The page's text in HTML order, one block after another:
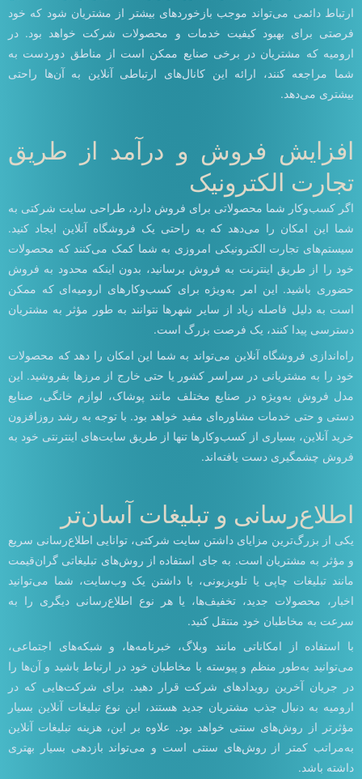
ارتباط دائمی می‌تواند موجب بازخوردهای بیشتر از مشتریان شود که خود
فرصتی برای بهبود کیفیت خدمات و محصولات شرکت خواهد بود. در
ارومیه که مشتریان در برخی صنایع ممکن است از مناطق دوردست به
شما مراجعه کنند، ارائه این کانال‌های ارتباطی آنلاین به آن‌ها راحتی
بیشتری می‌دهد.
افزایش فروش و درآمد از طریق
تجارت الکترونیک
اگر کسب‌وکار شما محصولاتی برای فروش دارد، طراحی سایت شرکتی به
شما این امکان را می‌دهد که به راحتی یک فروشگاه آنلاین ایجاد کنید.
سیستم‌های تجارت الکترونیکی امروزی به شما کمک می‌کنند که محصولات
خود را از طریق اینترنت به فروش برسانید، بدون اینکه محدود به فروش
حضوری باشید. این امر به‌ویژه برای کسب‌وکارهای ارومیه‌ای که ممکن
است به دلیل فاصله‌ زیاد از سایر شهرها نتوانند به طور مؤثر به مشتریان
دسترسی پیدا کنند، یک فرصت بزرگ است.
راه‌اندازی فروشگاه آنلاین می‌تواند به شما این امکان را دهد که محصولات
خود را به مشتریانی در سراسر کشور یا حتی خارج از مرزها بفروشید. این
مدل فروش به‌ویژه در صنایع مختلف مانند پوشاک، لوازم خانگی، صنایع
دستی و حتی خدمات مشاوره‌ای مفید خواهد بود. با توجه به رشد روزافزون
خرید آنلاین، بسیاری از کسب‌وکارها تنها از طریق سایت‌های اینترنتی خود به
فروش چشمگیری دست یافته‌اند.
اطلاع‌رسانی و تبلیغات آسان‌تر
یکی از بزرگ‌ترین مزایای داشتن سایت شرکتی، توانایی اطلاع‌رسانی سریع
و مؤثر به مشتریان است. به جای استفاده از روش‌های تبلیغاتی گران‌قیمت
مانند تبلیغات چاپی یا تلویزیونی، با داشتن یک وب‌سایت، شما می‌توانید
اخبار، محصولات جدید، تخفیف‌ها، یا هر نوع اطلاع‌رسانی دیگری را به
سرعت به مخاطبان خود منتقل کنید.
با استفاده از امکاناتی مانند وبلاگ، خبرنامه‌ها، و شبکه‌های اجتماعی،
می‌توانید به‌طور منظم و پیوسته با مخاطبان خود در ارتباط باشید و آن‌ها را
در جریان آخرین رویدادهای شرکت قرار دهید. برای شرکت‌هایی که در
ارومیه به دنبال جذب مشتریان جدید هستند، این نوع تبلیغات آنلاین بسیار
مؤثرتر از روش‌های سنتی خواهد بود. علاوه بر این، هزینه تبلیغات آنلاین
به‌مراتب کمتر از روش‌های سنتی است و می‌تواند بازدهی بسیار بهتری
داشته باشد.